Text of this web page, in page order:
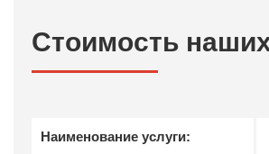
Стоимость
Наименование услуги: